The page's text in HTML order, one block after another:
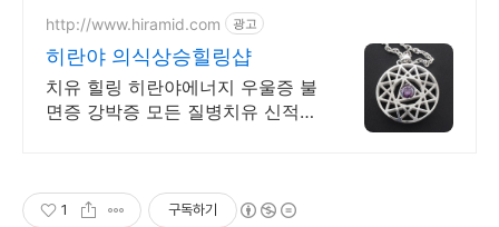
http://www.hiramid.com 광고
히란야 의식상승힐링샵
치유 힐링 히란야에너지 우울증 불
면증 강박증 모든 질병치유 신적고
1 구독하기